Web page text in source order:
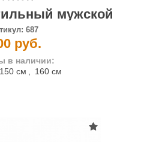
мужской
687
руб.
в наличии:
150 см , 160 см